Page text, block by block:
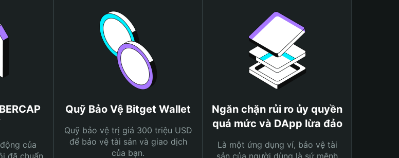
của
đã chuẩn
Quỹ Bảo Vệ Bitget Wallet
Quỹ bảo vệ trị giá 300 triệu USD
để bảo vệ tài sản và giao dịch
của bạn.
Ngăn chặn rủi ro ủy quyền
quá mức và DApp lừa đảo
Là một ứng dụng ví, bảo vệ tài
sản của người dùng là sứ mệnh